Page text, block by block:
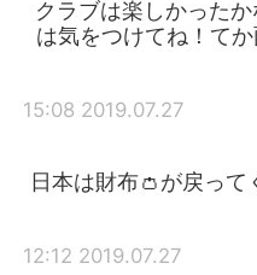
クラブは楽しかった
は気をつけてね！て
2019.07.27 15:08
日本は財布👛が戻っ
2019.07.27 12:12